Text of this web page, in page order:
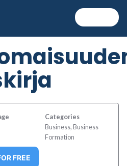
Categories
Business, Business
Formation
FREE